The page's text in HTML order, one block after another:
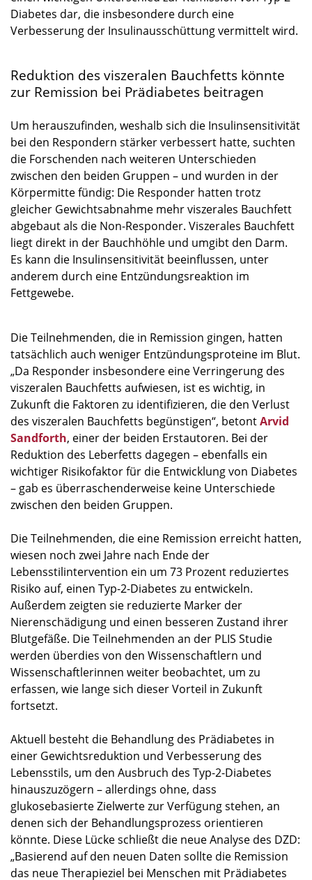
Diabetes dar, die insbesondere durch eine
Verbesserung der Insulinausschüttung vermittelt wird.
Reduktion des viszeralen Bauchfetts könnte
zur Remission bei Prädiabetes beitragen
Um herauszufinden, weshalb sich die Insulinsensitivität
bei den Respondern stärker verbessert hatte, suchten
die Forschenden nach weiteren Unterschieden
zwischen den beiden Gruppen – und wurden in der
Körpermitte fündig: Die Responder hatten trotz
gleicher Gewichtsabnahme mehr viszerales Bauchfett
abgebaut als die Non-Responder. Viszerales Bauchfett
liegt direkt in der Bauchhöhle und umgibt den Darm.
Es kann die Insulinsensitivität beeinflussen, unter
anderem durch eine Entzündungsreaktion im
Fettgewebe.
Die Teilnehmenden, die in Remission gingen, hatten
tatsächlich auch weniger Entzündungsproteine im Blut.
„Da Responder insbesondere eine Verringerung des
viszeralen Bauchfetts aufwiesen, ist es wichtig, in
Zukunft die Faktoren zu identifizieren, die den Verlust
des viszeralen Bauchfetts begünstigen“, betontArvid
Sandforth, einer der beiden Erstautoren. Bei der
Reduktion des Leberfetts dagegen – ebenfalls ein
wichtiger Risikofaktor für die Entwicklung von Diabetes
– gab es überraschenderweise keine Unterschiede
zwischen den beiden Gruppen.
Die Teilnehmenden, die eine Remission erreicht hatten,
wiesen noch zwei Jahre nach Ende der
Lebensstilintervention ein um 73 Prozent reduziertes
Risiko auf, einen Typ-2-Diabetes zu entwickeln.
Außerdem zeigten sie reduzierte Marker der
Nierenschädigung und einen besseren Zustand ihrer
Blutgefäße. Die Teilnehmenden an der PLIS Studie
werden überdies von den Wissenschaftlern und
Wissenschaftlerinnen weiter beobachtet, um zu
erfassen, wie lange sich dieser Vorteil in Zukunft
fortsetzt.
Aktuell besteht die Behandlung des Prädiabetes in
einer Gewichtsreduktion und Verbesserung des
Lebensstils, um den Ausbruch des Typ-2-Diabetes
hinauszuzögern – allerdings ohne, dass
glukosebasierte Zielwerte zur Verfügung stehen, an
denen sich der Behandlungsprozess orientieren
könnte. Diese Lücke schließt die neue Analyse des DZD:
„Basierend auf den neuen Daten sollte die Remission
das neue Therapieziel bei Menschen mit Prädiabetes